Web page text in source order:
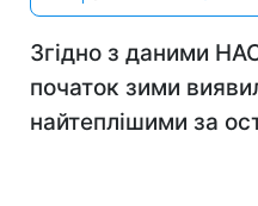
Згідно з даними
початок зими
найтеплішими за